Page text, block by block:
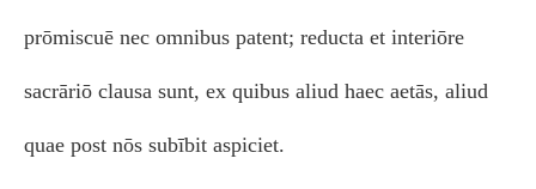
prōmiscuē nec omnibus patent; reducta et interiōre
sacrāriō clausa sunt, ex quibus aliud haec aetās, aliud
quae post nōs subībit aspiciet.